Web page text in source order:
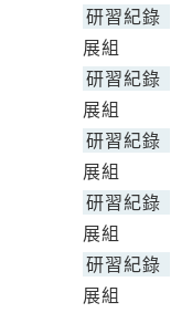
研習紀錄
展組
研習紀錄
展組
研習紀錄
展組
研習紀錄
展組
研習紀錄
展組